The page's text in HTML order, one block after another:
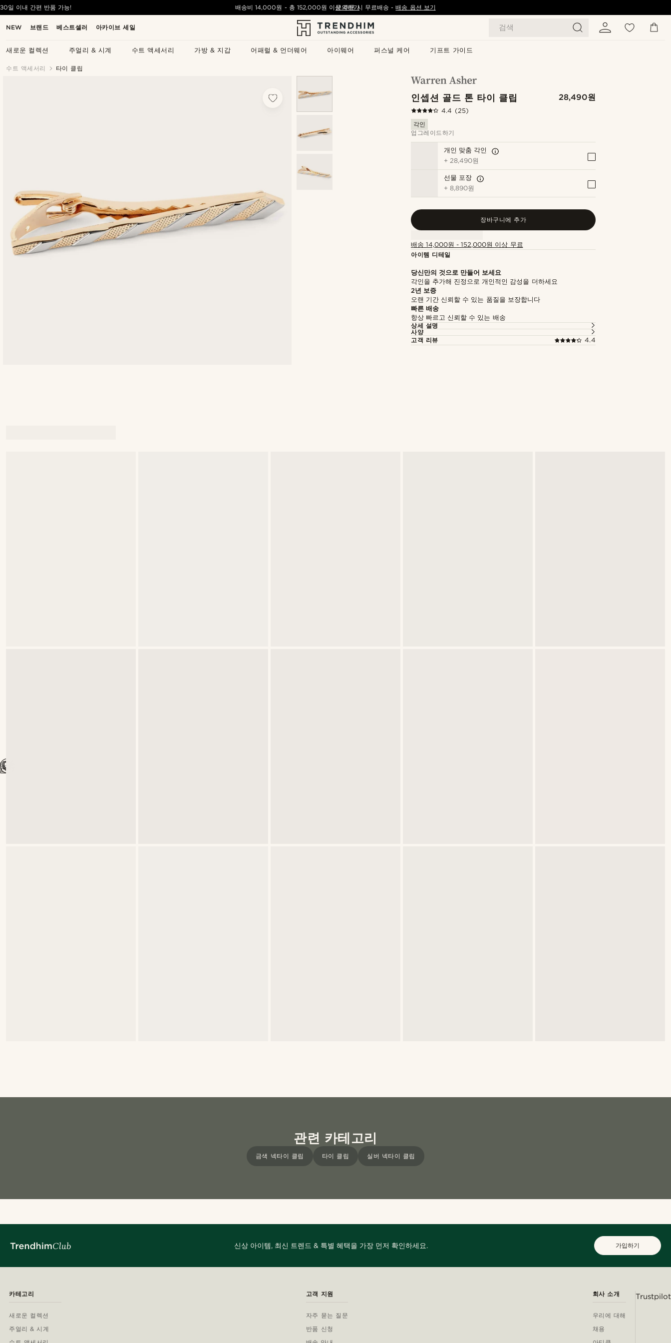
NEW 브랜드 베스트셀러 아카이브 세일 검색
새로운 컬렉션 주얼리 & 시계 수트 액세서리 가방 & 지갑 어패럴 & 언더웨어 아이웨어 퍼스널 케어 기프트 가이드
30일 이내 간편 반품 가능! 배송비14,000원 - 총 152,000원 이상 주문 시 무료배송- 배송 옵션 보기
문의하기
수트 액세서리 타이 클립
인셉션 골드 톤 타이 클립 28,490원
4.4 (25)
각인
업그레이드하기
개인 맞춤 각인
+ 28,490원
선물 포장
+8,890원
장바구니에 추가
배송 14,000원 - 152,000원 이상 무료
아이템 디테일
당신만의 것으로 만들어 보세요
각인을 추가해 진정으로 개인적인 감성을 더하세요
2년 보증
오랜 기간 신뢰할 수 있는 품질을 보장합니다
빠른 배송
항상 빠르고 신뢰할 수 있는 배송
상세 설명
사양
고객 리뷰
4.4
관련 카테고리
금색 넥타이 클립 타이 클립 실버 넥타이 클립
신상 아이템, 최신 트렌드 & 특별 혜택을 가장 먼저 확인하세요. 가입하기
카테고리
새로운 컬렉션
주얼리 & 시계
고객 지원
자주 묻는 질문
반품 신청
회사 소개
우리에 대해
채용
Trustpilot